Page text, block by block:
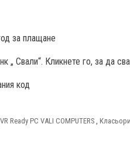
за плащане
Свали“. Кликнете го, за да
код
VR Ready PC VALI COMPUTERS , Класьори